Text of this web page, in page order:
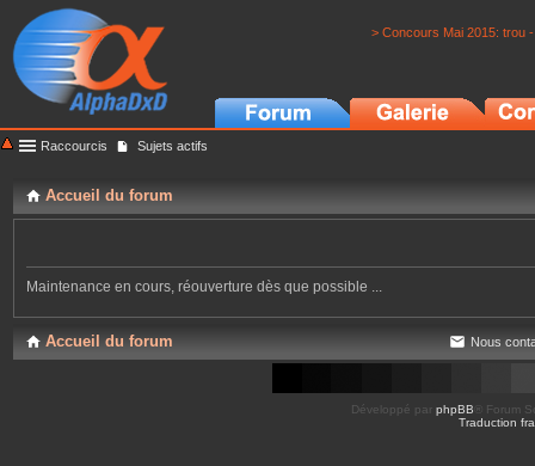
> Concours Mai 2015: trou
Raccourcis Sujets actifs
Accueil du forum
Maintenance en cours, réouverture dès que possible ...
Accueil du forum Nous
Développé par phpBB ® Forum
Traduction